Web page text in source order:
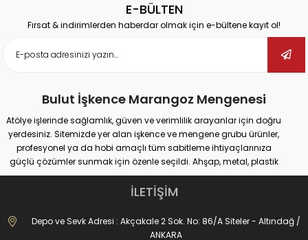
E-BÜLTEN
Fırsat & indirimlerden haberdar olmak için e-bültene kayıt ol!
Bulut İşkence Marangoz Mengenesi
Atölye işlerinde sağlamlık, güven ve verimlilik arayanlar için doğru
yerdesiniz. Sitemizde yer alan işkence ve mengene grubu ürünler,
profesyonel ya da hobi amaçlı tüm sabitleme ihtiyaçlarınıza
güçlü çözümler sunmak için özenle seçildi. Ahşap, metal, plastik
gibi farklı yüzeylerde güvenli tutuş sağlayan ürünlerimiz;
marangozluk, kaynak, delme, montaj ve tamir gibi pek çok alanda
maksimum performans vadediyor.
İster büyük ölçekli sanayi tipi işler yapıyor olun, ister evde basit
onarımlar; doğru işkence ve mengeneyle hem iş güvenliğinizi
İLETİŞİM
Depo ve Sevk Adresi : Akçakale 2 Sok. No: 86/A Siteler - Altındağ /
ANKARA